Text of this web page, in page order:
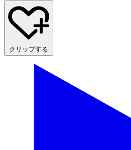
クリップする